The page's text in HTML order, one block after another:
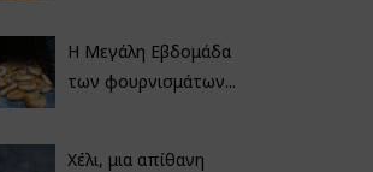
Η Μεγάλη Εβδομάδα
των φουρνισμάτων...
Χέλι, μια απίθανη